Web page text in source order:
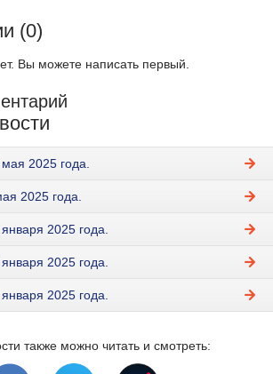
(0)
Вы можете написать первый.
2025 года.
2025 года.
2025 года.
2025 года.
2025 года.
также можно читать и смотреть: